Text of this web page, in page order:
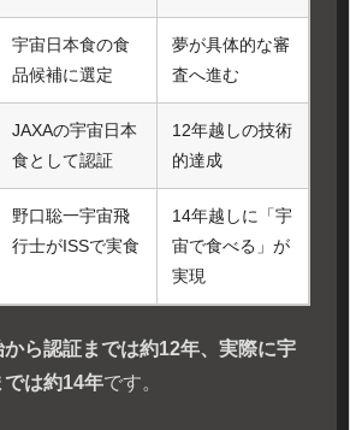
宇宙日本食の食
品候補に選定
夢が具体的な審
査へ進む
JAXAの宇宙日本
食として認証
12年越しの技術
的達成
野口聡一宇宙飛
行士がISSで実食
14年越しに「宇
宙で食べる」が
実現
から認証までは約12年、実際に宇
は約14年です。